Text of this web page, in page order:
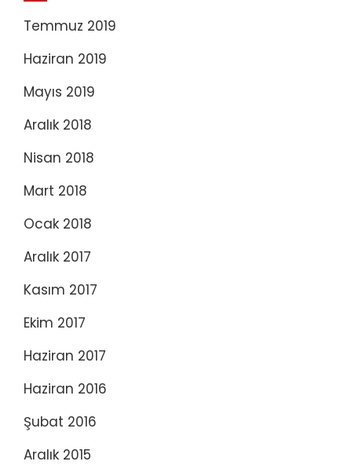
Temmuz 2019
Haziran 2019
Mayıs 2019
Aralık 2018
Nisan 2018
Mart 2018
Ocak 2018
Aralık 2017
Kasım 2017
Ekim 2017
Haziran 2017
Haziran 2016
Şubat 2016
Aralık 2015